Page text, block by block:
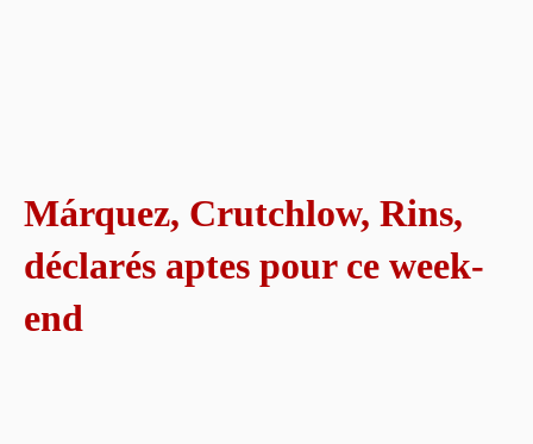
Márquez, Crutchlow, Rins,
déclarés aptes pour ce week-
end